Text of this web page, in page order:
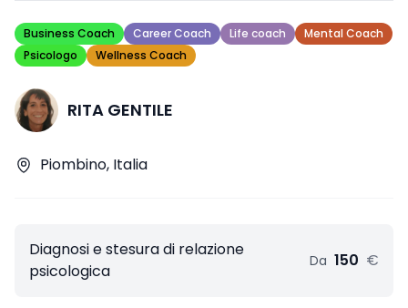
Business Coach Career Coach Life coach
Mental Coach
Psicologo
Wellness Coach
RITA GENTILE
Piombino, Italia
Diagnosi e stesura di relazione
psicologica
Da 150 €